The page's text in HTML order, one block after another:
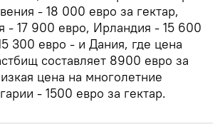
- 18 000 евро за гектар,
- 17 900 евро, Ирландия - 15 600
300 евро - и Дания, где цена
составляет 8900 евро за
цена на многолетние
- 1500 евро за гектар.